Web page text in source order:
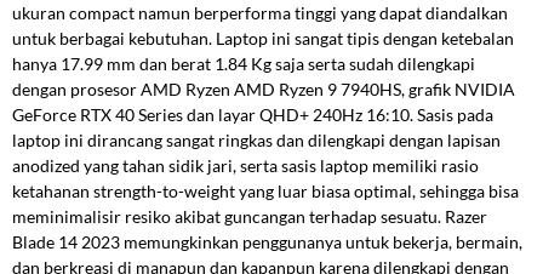
ukuran compact namun berperforma tinggi yang dapat diandalkan
untuk berbagai kebutuhan. Laptop ini sangat tipis dengan ketebalan
hanya 17.99 mm dan berat 1.84 Kg saja serta sudah dilengkapi
dengan prosesor AMD Ryzen AMD Ryzen 9 7940HS, grafik NVIDIA
GeForce RTX 40 Series dan layar QHD+ 240Hz 16:10. Sasis pada
laptop ini dirancang sangat ringkas dan dilengkapi dengan lapisan
anodized yang tahan sidik jari, serta sasis laptop memiliki rasio
ketahanan strength-to-weight yang luar biasa optimal, sehingga bisa
meminimalisir resiko akibat guncangan terhadap sesuatu. Razer
Blade 14 2023 memungkinkan penggunanya untuk bekerja, bermain,
dan berkreasi di manapun dan kapanpun karena dilengkapi dengan